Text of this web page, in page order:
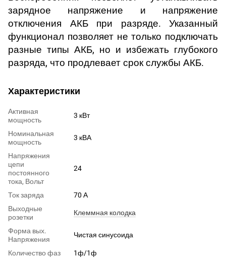
зарядное напряжение и напряжение
отключения АКБ при разряде. Указанный
функционал позволяет не только подключать
разные типы АКБ, но и избежать глубокого
разряда, что продлевает срок службы АКБ.
Характеристики
Активная
мощность
3 кВт
Номинальная
мощность
3 кВА
Напряжения
цепи
постоянного
тока, Вольт
24
Ток заряда
70 А
Выходные
розетки
Клеммная колодка
Форма вых.
Напряжения
Чистая синусоида
Количество фаз
1ф/1ф